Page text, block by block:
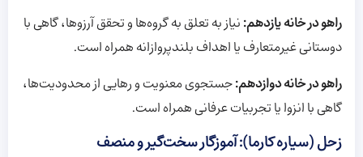
راهو در خانه یازدهم:نیاز به تعلق به گروه‌ها و تحقق آرزوها، گاهی با
دوستانی غیرمتعارف یا اهداف بلندپروازانه همراه است.
راهو در خانه دوازدهم:جستجوی معنویت و رهایی از محدودیت‌ها،
گاهی با انزوا یا تجربیات عرفانی همراه است.
زحل (سیاره کارما): آموزگار سخت‌گیر و منصف